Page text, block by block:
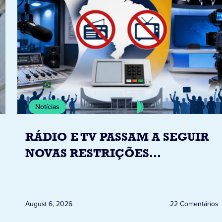
Notícias
RÁDIO E TV PASSAM A SEGUIR
NOVAS RESTRIÇÕES
August 6, 2026 22 Comentários